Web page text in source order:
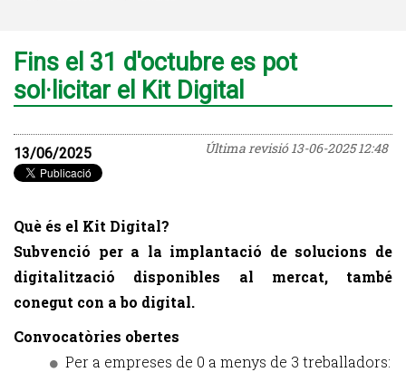
Fins el 31 d'octubre es pot
sol·licitar el Kit Digital
Última revisió13-06-2025 12:48
13/06/2025
Què és el Kit Digital?
Subvenció per a la implantació de solucions de
digitalització disponibles al mercat, també
conegut con a bo digital.
Convocatòries obertes
Per a empreses de 0 a menys de 3 treballadors: